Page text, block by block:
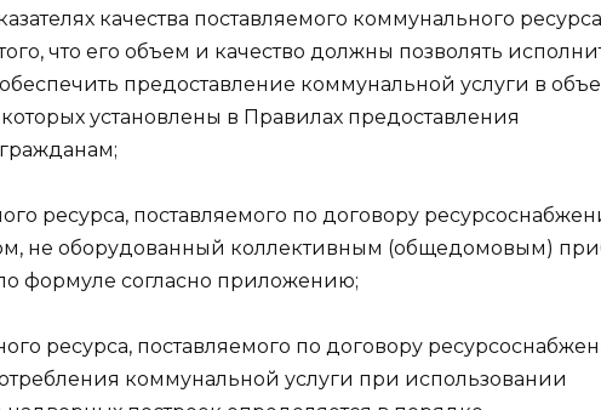
качества поставляемого коммунального ресурса
что его объем и качество должны позволять
предоставление коммунальной услуги в
которых установлены в Правилах предоставления
ресурса, поставляемого по договору
не оборудованный коллективным (общедомовым)
формуле согласно приложению;
ресурса, поставляемого по договору
коммунальной услуги при использовании